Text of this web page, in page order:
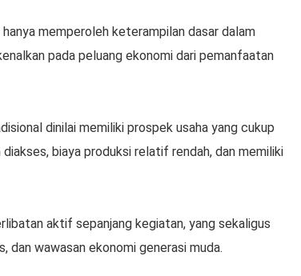
memperoleh keterampilan dasar dalam
pada peluang ekonomi dari pemanfaatan
dinilai memiliki prospek usaha yang cukup
diakses, biaya produksi relatif rendah, dan memiliki
aktif sepanjang kegiatan, yang sekaligus
dan wawasan ekonomi generasi muda.